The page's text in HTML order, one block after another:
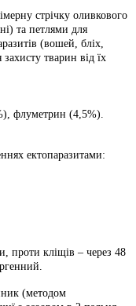
стрічку оливкового
та петлями для
(вошей, бліх,
тварин від їх
флуметрин (4,5%).
ектопаразитами:
проти кліщів – через 48
(методом